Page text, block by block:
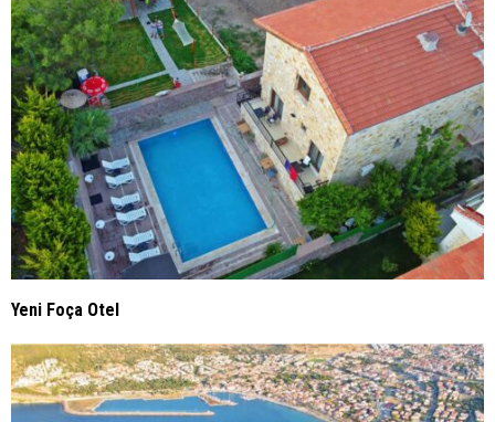
Yeni Foça Otel